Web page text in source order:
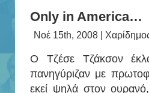
Only in America…
Νοέ 15th, 2008 |
Ο Τζέσε Τζάκσον
πανηγύριζαν με
εκεί ψηλά στον